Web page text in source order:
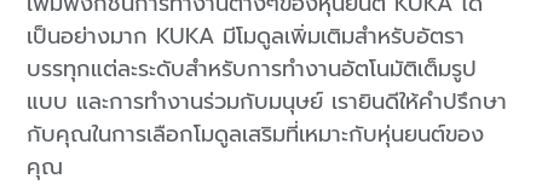
เป็นอย่างมาก KUKA มีโมดูลเพิ่มเติมสำหรับอัตรา
บรรทุกแต่ละระดับสำหรับการทำงานอัตโนมัติเต็มรูป
แบบ และการทำงานร่วมกับมนุษย์ เรายินดีให้คำปรึกษา
กับคุณในการเลือกโมดูลเสริมที่เหมาะกับหุ่นยนต์ของ
คุณ